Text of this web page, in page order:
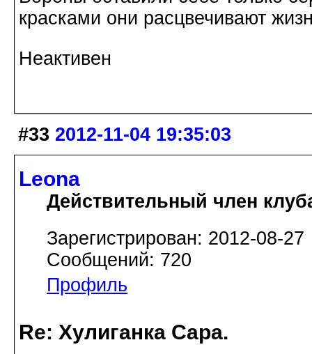
красками они расцвечивают
Неактивен
#33 2012-11-04 19:35:03
Leona
Действительный член
Зарегистрирован: 2012-08-27
Сообщений: 720
Профиль
Re: Хулиганка Сара.